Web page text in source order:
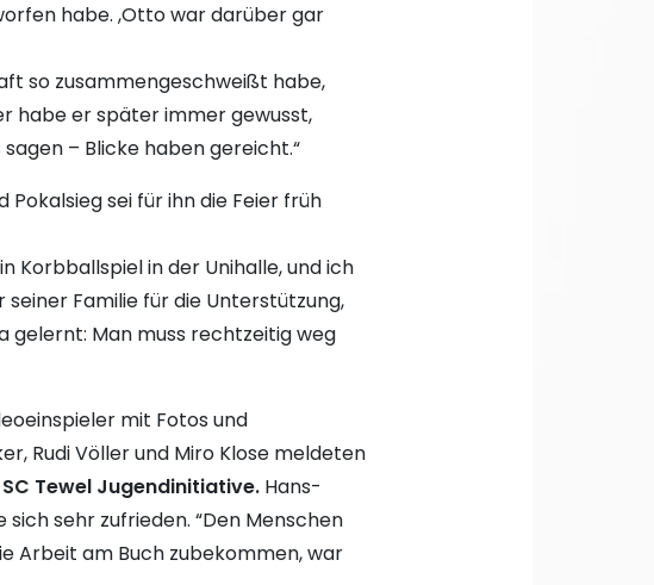
habe. ,Otto war darüber gar
so zusammengeschweißt habe,
habe er später immer gewusst,
– Blicke haben gereicht.“
sei für ihn die Feier früh
Korbballspiel in der Unihalle, und ich
Familie für die Unterstützung,
gelernt: Man muss rechtzeitig weg
mit Fotos und
Rudi Völler und Miro Klose meldeten
Tewel Jugendinitiative. Hans-
sehr zufrieden. “Den Menschen
Arbeit am Buch zubekommen, war